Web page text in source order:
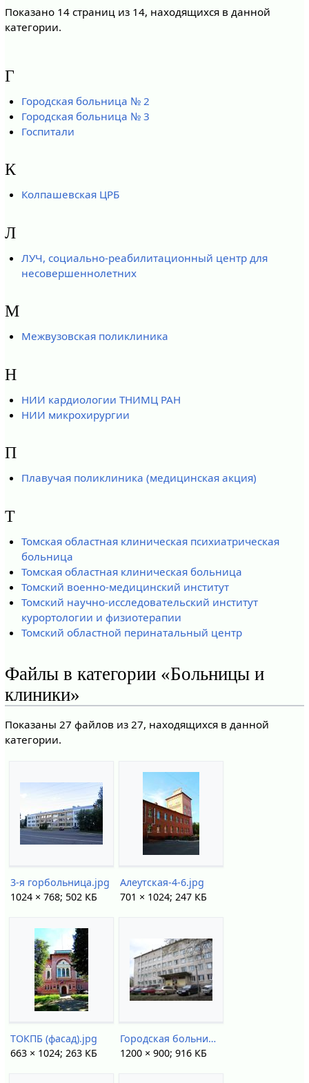
Показано 14 страниц из 14, находящихся в данной
категории.
Г
Городская больница № 2
Городская больница № 3
Госпитали
К
Колпашевская ЦРБ
Л
ЛУЧ, социально-реабилитационный центр для
несовершеннолетних
М
Межвузовская поликлиника
Н
НИИ кардиологии ТНИМЦ РАН
НИИ микрохирургии
П
Плавучая поликлиника (медицинская акция)
Т
Томская областная клиническая психиатрическая
больница
Томская областная клиническая больница
Томский военно-медицинский институт
Томский научно-исследовательский институт
курортологии и физиотерапии
Томский областной перинатальный центр
Файлы в категории «Больницы и
клиники»
Показаны 27 файлов из 27, находящихся в данной
категории.
3-я горбольница.jpg
1024 × 768; 502 КБ
Алеутская-4-6.jpg
701 × 1024; 247 КБ
ТОКПБ (фасад).jpg
663 × 1024; 263 КБ
Городская больница № 2.jpg
1200 × 900; 916 КБ